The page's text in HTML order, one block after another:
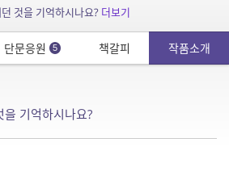
것을 기억하시나요? 더보기
단문응원 5 책갈피 작품소개
기억하시나요?